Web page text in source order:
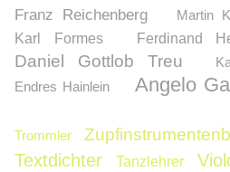
Franz Reichenberg Martin
Karl Formes Ferdinand
Daniel Gottlob Treu
Endres Hainlein Angelo
Trommler
Textdichter Tanzlehrer